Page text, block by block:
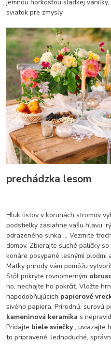
jemnou horkosťou sladkej
sviatok pre zmysly.
prechádzka lesom
Hluk listov v korunách stromov
podstielky zasiahne vašu hlavu,
odrazeného slnka ... Vezmite
domov. Zbierajte suché paličky so
konáre posypané lesnými plodmi
Matky prírody vám pomôžu
Stôl prikryte rovnomerným
ho, nechajte ho pokrčiť. Vložte
napodobňujúcich papierové
sivého papiera. Prírodnú, surovú
kameninová keramika s
Pridajte biele sviečky, uviazajte
to pripravené. Jednoduché,